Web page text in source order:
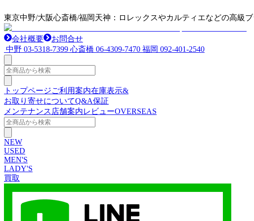
東京中野/大阪心斎橋/福岡天神：ロレックスやカルティエなどの高級
会社概要
お問合せ
中野 03-5318-7399 心斎橋 06-4309-7470 福岡 092-401-2540
トップページご利用案内在庫表示&
お取り寄せについてQ&A保証
メンテナンス 店舗案内レビューOVERSEAS
NEW
USED
MEN'S
LADY'S
買取